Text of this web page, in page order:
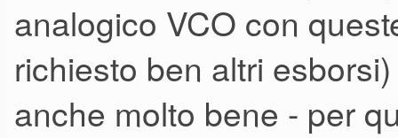
analogico VCO con
richiesto ben altri
anche molto bene - per